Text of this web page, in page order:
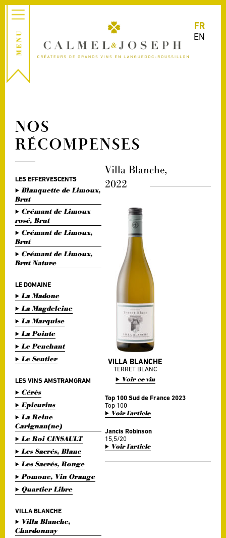
FR
EN
NOS
RÉCOMPENSES
LES EFFERVESCENTS
Blanquette de Limoux,
Brut
Crémant de Limoux
rosé, Brut
Crémant de Limoux,
Brut
Crémant de Limoux,
Brut Nature
LE DOMAINE
La Madone
La Magdeleine
La Marquise
La Pointe
Le Penchant
Le Sentier
LES VINS AMSTRAMGRAM
Cérès
Epicurius
La Reine
Carignan(ne)
Le Roi CINSAULT
Les Sacrés, Blanc
Les Sacrés, Rouge
Pomone, Vin Orange
Quartier Libre
VILLA BLANCHE
Villa Blanche,
Chardonnay
Villa Blanche,
2022
VILLA BLANCHE
TERRET BLANC
Voir ce vin
Top 100 Sud de France 2023
Top 100
Voir l'article
Jancis Robinson
15,5/20
Voir l'article